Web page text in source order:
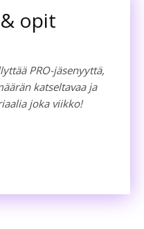
opit
PRO-jäsenyyttä,
katseltavaa ja
joka viikko!